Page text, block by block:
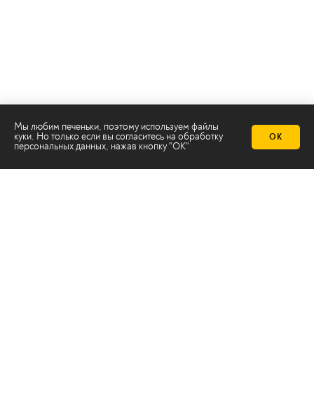
Мы любим печеньки, поэтому используем файлы
куки. Но только если вы согласитесь на обработку
персональных данных, нажав кнопку "ОК"
ОК